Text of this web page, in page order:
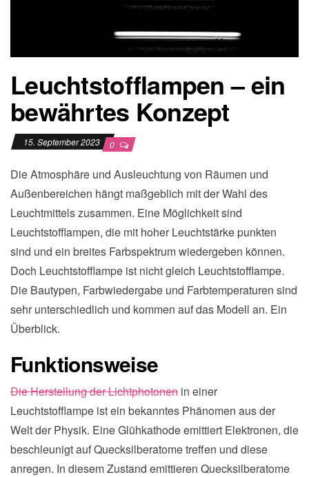
Leuchtstofflampen – ein
bewährtes Konzept
15. September 2023 0
Die Atmosphäre und Ausleuchtung von Räumen und
Außenbereichen hängt maßgeblich mit der Wahl des
Leuchtmittels zusammen. Eine Möglichkeit sind
Leuchtstofflampen, die mit hoher Leuchtstärke punkten
sind und ein breites Farbspektrum wiedergeben können.
Doch Leuchtstofflampe ist nicht gleich Leuchtstofflampe.
Die Bautypen, Farbwiedergabe und Farbtemperaturen sind
sehr unterschiedlich und kommen auf das Modell an. Ein
Überblick.
Funktionsweise
Die Herstellung der Lichtphotonen in einer
Leuchtstofflampe ist ein bekanntes Phänomen aus der
Welt der Physik. Eine Glühkathode emittiert Elektronen, die
beschleunigt auf Quecksilberatome treffen und diese
anregen. In diesem Zustand emittieren Quecksilberatome